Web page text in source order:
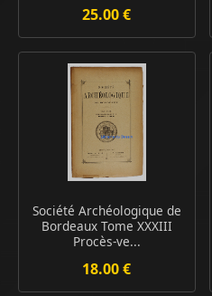
25.00 €
Société Archéologique de
Bordeaux Tome XXXIII
Procès-ve...
18.00 €